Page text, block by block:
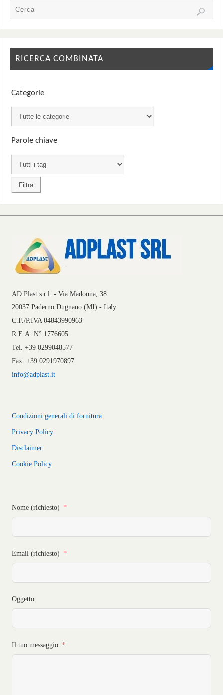
RICERCA COMBINATA
Categorie
Parole chiave
AD Plast s.r.l. - Via Madonna, 38
20037 Paderno Dugnano (MI) - Italy
C.F./P.IVA 04843990963
R.E.A. N° 1776605
Tel. +39 0299048577
Fax. +39 0291970897
info@adplast.it
Condizioni generali di fornitura
Privacy Policy
Disclaimer
Cookie Policy
Nome (richiesto)
Email (richiesto)
Oggetto
Il tuo messaggio